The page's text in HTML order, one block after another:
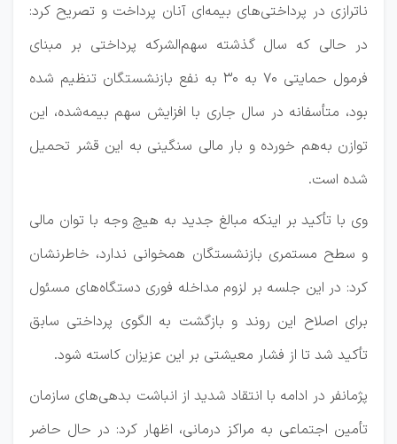
ناترازی در پرداختی‌های بیمه‌ای آنان پرداخت و تصریح کرد:
در حالی که سال گذشته سهم‌الشرکه پرداختی بر مبنای
فرمول حمایتی ۷۰ به ۳۰ به نفع بازنشستگان تنظیم شده
بود، متأسفانه در سال جاری با افزایش سهم بیمه‌شده، این
توازن به‌هم خورده و بار مالی سنگینی به این قشر تحمیل
شده است.
وی با تأکید بر اینکه مبالغ جدید به هیچ وجه با توان مالی
و سطح مستمری بازنشستگان همخوانی ندارد، خاطرنشان
کرد: در این جلسه بر لزوم مداخله فوری دستگاه‌های مسئول
برای اصلاح این روند و بازگشت به الگوی پرداختی سابق
تأکید شد تا از فشار معیشتی بر این عزیزان کاسته شود.
پژمانفر در ادامه با انتقاد شدید از انباشت بدهی‌های سازمان
تأمین اجتماعی به مراکز درمانی، اظهار کرد: در حال حاضر